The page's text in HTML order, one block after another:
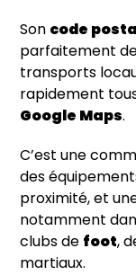
Son code
parfaitement
transports
rapidement
Google Maps.
C’est une
des
proximité, et
notamment
clubs de foot,
martiaux.